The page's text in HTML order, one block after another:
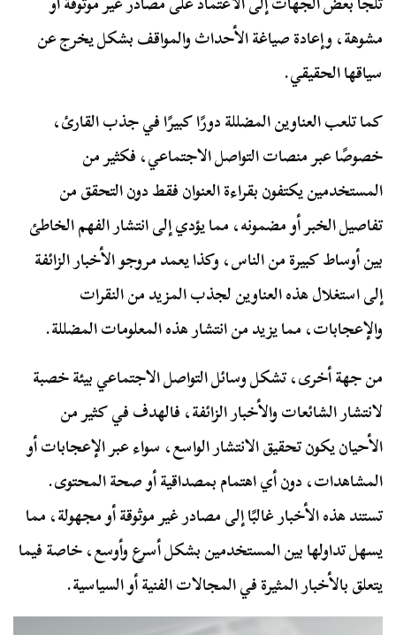
مشوهة، وإعادة صياغة الأحداث والمواقف بشكل يخرج عن
سياقها الحقيقي.
كما تلعب العناوين المضللة دورًا كبيرًا في جذب القارئ،
خصوصًا عبر منصات التواصل الاجتماعي، فكثير من
المستخدمين يكتفون بقراءة العنوان فقط دون التحقق من
تفاصيل الخبر أو مضمونه، مما يؤدي إلى انتشار الفهم الخاطئ
بين أوساط كبيرة من الناس، وكذا يعمد مروجو الأخبار الزائفة
إلى استغلال هذه العناوين لجذب المزيد من النقرات
والإعجابات، مما يزيد من انتشار هذه المعلومات المضللة.
من جهة أخرى، تشكل وسائل التواصل الاجتماعي بيئة خصبة
لانتشار الشائعات والأخبار الزائفة، فالهدف في كثير من
الأحيان يكون تحقيق الانتشار الواسع، سواء عبر الإعجابات أو
المشاهدات، دون أي اهتمام بمصداقية أو صحة المحتوى.
تستند هذه الأخبار غالبًا إلى مصادر غير موثوقة أو مجهولة، مما
يسهل تداولها بين المستخدمين بشكل أسرع وأوسع، خاصة فيما
يتعلق بالأخبار المثيرة في المجالات الفنية أو السياسية.